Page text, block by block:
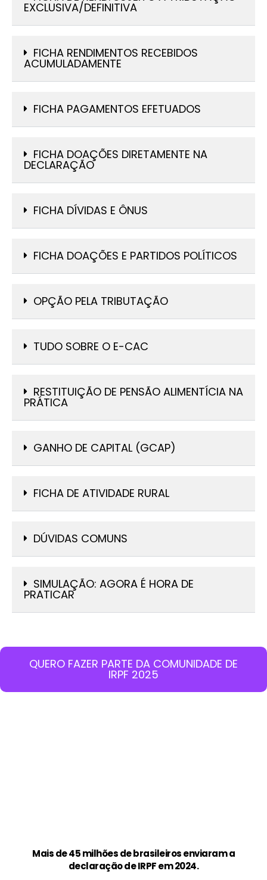
EXCLUSIVA/DEFINITIVA
FICHA RENDIMENTOS RECEBIDOS
ACUMULADAMENTE
FICHA PAGAMENTOS EFETUADOS
FICHA DOAÇÕES DIRETAMENTE NA
DECLARAÇÃO
FICHA DÍVIDAS E ÔNUS
FICHA DOAÇÕES E PARTIDOS POLÍTICOS
OPÇÃO PELA TRIBUTAÇÃO
TUDO SOBRE O E-CAC
RESTITUIÇÃO DE PENSÃO ALIMENTÍCIA NA
PRÁTICA
GANHO DE CAPITAL (GCAP)
FICHA DE ATIVIDADE RURAL
DÚVIDAS COMUNS
SIMULAÇÃO: AGORA É HORA DE
PRATICAR
QUERO FAZER PARTE DA COMUNIDADE DE
IRPF 2025
Mais de 45 milhões de brasileiros enviaram a
declaração de IRPF em 2024.